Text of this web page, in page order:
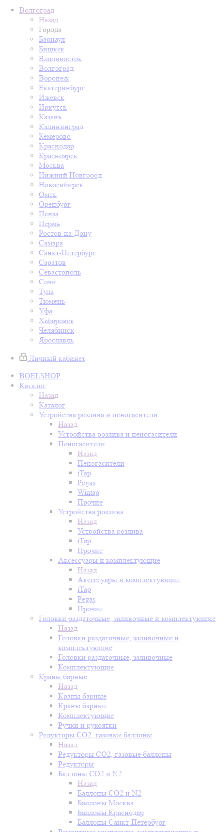
Волгоград
Назад
Города
Барнаул
Бишкек
Владивосток
Волгоград
Воронеж
Екатеринбург
Ижевск
Иркутск
Казань
Калининград
Кемерово
Краснодар
Красноярск
Москва
Нижний Новгород
Новосибирск
Омск
Оренбург
Пенза
Пермь
Ростов-на-Дону
Самара
Санкт-Петербург
Саратов
Севастополь
Сочи
Тула
Тюмень
Уфа
Хабаровск
Челябинск
Ярославль
Личный кабинет
BOELSHOP
Каталог
Назад
Каталог
Устройства розлива и пеногасители
Назад
Устройства розлива и пеногасители
Пеногасители
Назад
Пеногасители
iTap
Pegas
Wintap
Прочие
Устройства розлива
Назад
Устройства розлива
iTap
Прочие
Аксессуары и комплектующие
Назад
Аксессуары и комплектующие
iTap
Pegas
Прочие
Головки раздаточные, заливочные и комплектующие
Назад
Головки раздаточные, заливочные и
комплектующие
Головки раздаточные, заливочные
Комплектующие
Краны барные
Назад
Краны барные
Краны барные
Комплектующие
Ручки и рукоятки
Редукторы СО2, газовые баллоны
Назад
Редукторы СО2, газовые баллоны
Редукторы
Баллоны СО2 и N2
Назад
Баллоны СО2 и N2
Баллоны Москва
Баллоны Краснодар
Баллоны Санкт-Петербург